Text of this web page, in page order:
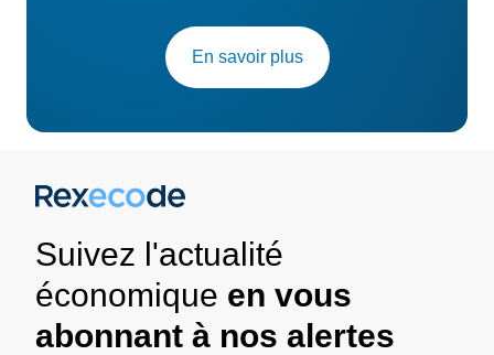
En savoir plus
Suivez l'actualité
économique en vous
abonnant à nos alertes